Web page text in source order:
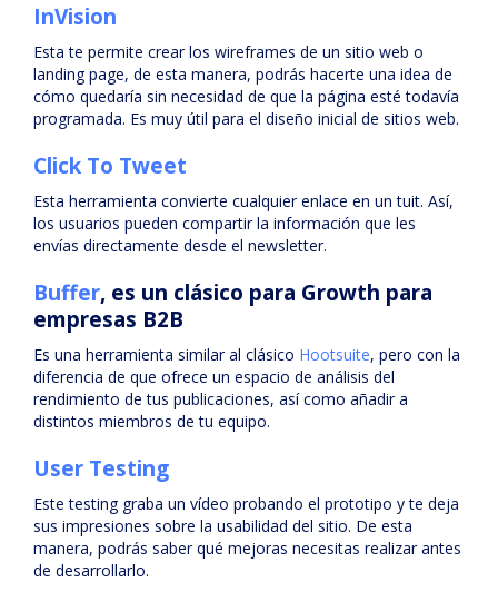
InVision
Esta te permite crear los wireframes de un sitio web o
landing page, de esta manera, podrás hacerte una idea de
cómo quedaría sin necesidad de que la página esté todavía
programada. Es muy útil para el diseño inicial de sitios web.
Click To Tweet
Esta herramienta convierte cualquier enlace en un tuit. Así,
los usuarios pueden compartir la información que les
envías directamente desde el newsletter.
Buffer, es un clásico para Growth para
empresas B2B
Es una herramienta similar al clásico Hootsuite, pero con la
diferencia de que ofrece un espacio de análisis del
rendimiento de tus publicaciones, así como añadir a
distintos miembros de tu equipo.
User Testing
Este testing graba un vídeo probando el prototipo y te deja
sus impresiones sobre la usabilidad del sitio. De esta
manera, podrás saber qué mejoras necesitas realizar antes
de desarrollarlo.